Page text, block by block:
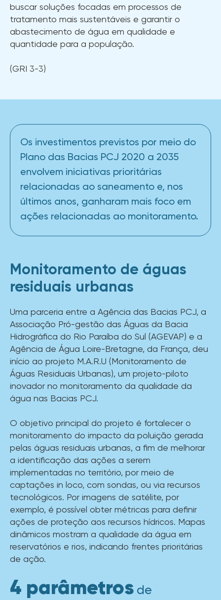
buscar soluções focadas em processos de
tratamento mais sustentáveis e garantir o
abastecimento de água em qualidade e
quantidade para a população.
(GRI 3-3)
Os investimentos previstos por meio do
Plano das Bacias PCJ 2020 a 2035
envolvem iniciativas prioritárias
relacionadas ao saneamento e, nos
últimos anos, ganharam mais foco em
ações relacionadas ao monitoramento.
Monitoramento de águas
residuais urbanas
Uma parceria entre a Agência das Bacias PCJ, a
Associação Pró-gestão das Águas da Bacia
Hidrográfica do Rio Paraíba do Sul (AGEVAP) e a
Agência de Água Loire-Bretagne, da França, deu
início ao projeto M.A.R.U (Monitoramento de
Águas Residuais Urbanas), um projeto-piloto
inovador no monitoramento da qualidade da
água nas Bacias PCJ.
O objetivo principal do projeto é fortalecer o
monitoramento do impacto da poluição gerada
pelas águas residuais urbanas, a fim de melhorar
a identificação das ações a serem
implementadas no território, por meio de
captações in loco, com sondas, ou via recursos
tecnológicos. Por imagens de satélite, por
exemplo, é possível obter métricas para definir
ações de proteção aos recursos hídricos. Mapas
dinâmicos mostram a qualidade da água em
reservatórios e rios, indicando frentes prioritárias
de ação.
4 parâmetros de